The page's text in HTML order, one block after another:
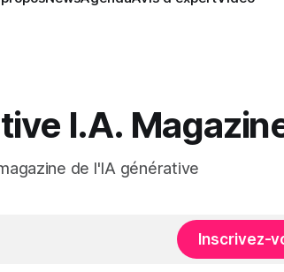
I.A.
de l'IA générative
Inscrivez-